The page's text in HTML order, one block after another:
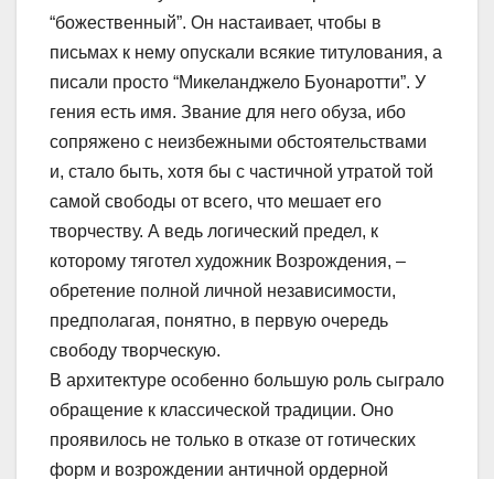
“божественный”. Он настаивает, чтобы в
письмах к нему опускали всякие титулования, а
писали просто “Микеланджело Буонаротти”. У
гения есть имя. Звание для него обуза, ибо
сопряжено с неизбежными обстоятельствами
и, стало быть, хотя бы с частичной утратой той
самой свободы от всего, что мешает его
творчеству. А ведь логический предел, к
которому тяготел художник Возрождения, –
обретение полной личной независимости,
предполагая, понятно, в первую очередь
свободу творческую.
В архитектуре особенно большую роль сыграло
обращение к классической традиции. Оно
проявилось не только в отказе от готических
форм и возрождении античной ордерной